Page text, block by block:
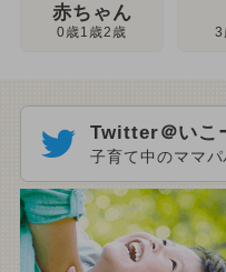
赤ちゃん
0歳1歳2歳 3
Twitter＠いこ
子育て中のママパ